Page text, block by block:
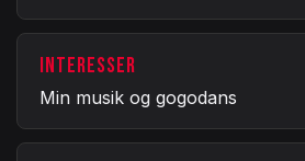
INTERESSER
Min musik og gogodans